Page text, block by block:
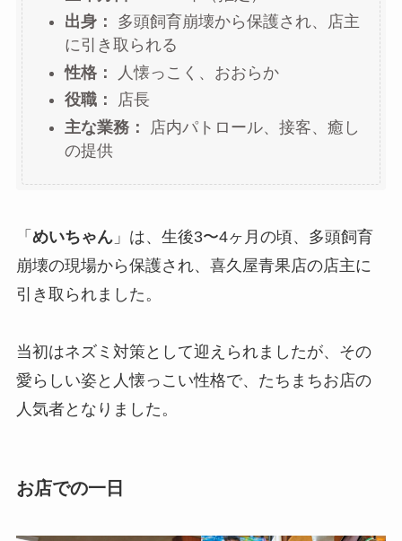
出身：
多頭飼育崩壊から保護され、店主
に引き取られる
性格：
人懐っこく、おおらか
役職：
店長
主な業務：
店内パトロール、接客、癒し
の提供
「 めいちゃん」は、生後3〜4ヶ月の頃、多頭飼育
崩壊の現場から保護され、喜久屋青果店の店主に
引き取られました。
当初はネズミ対策として迎えられましたが、その
愛らしい姿と人懐っこい性格で、たちまちお店の
人気者となりました。
お店での一日